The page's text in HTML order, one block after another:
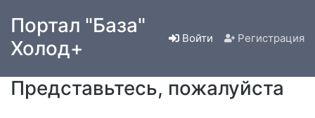
Портал "База"
Холод+
Войти Регистрация
Представьтесь, пожалуйста